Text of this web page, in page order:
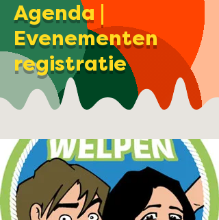
Agenda |
Evenementen
registratie